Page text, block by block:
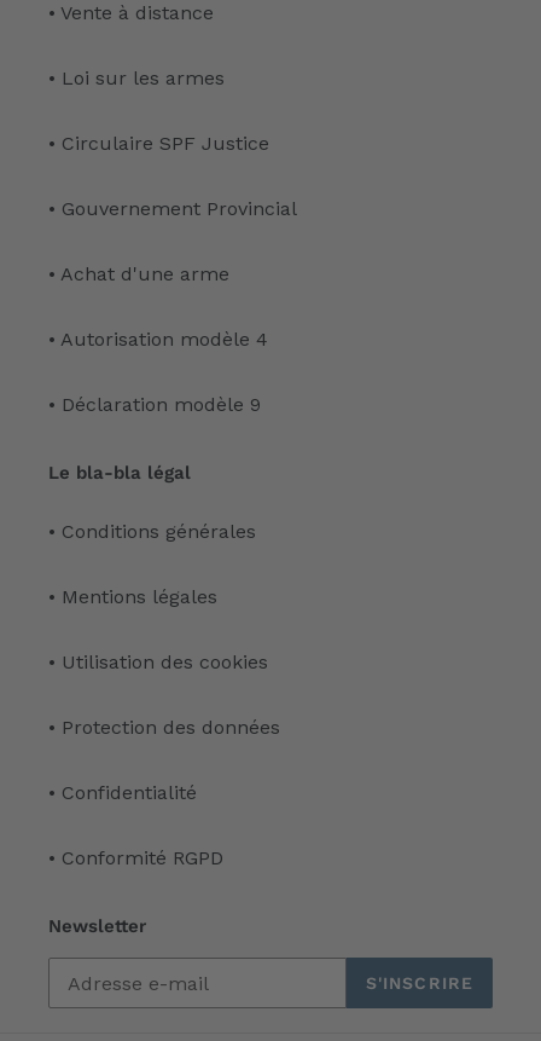
• Vente à distance
• Loi sur les armes
• Circulaire SPF Justice
• Gouvernement Provincial
• Achat d'une arme
• Autorisation modèle 4
• Déclaration modèle 9
Le bla-bla légal
• Conditions générales
• Mentions légales
• Utilisation des cookies
• Protection des données
• Confidentialité
• Conformité RGPD
Newsletter
S'INSCRIRE